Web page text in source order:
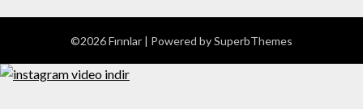
©2026 Fırınlar | Powered bySuperbThemes